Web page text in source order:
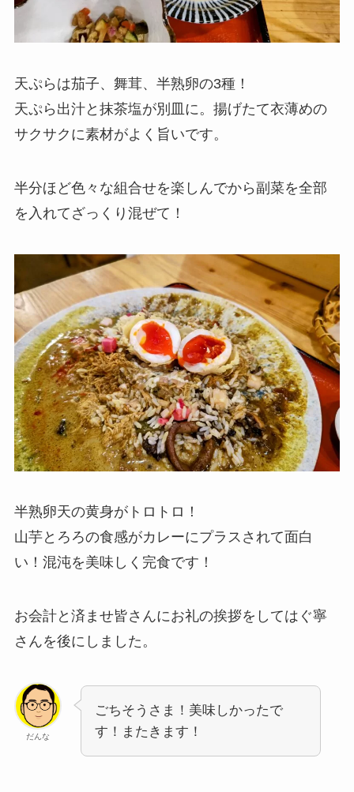
天ぷらは茄子、舞茸、半熟卵の3種！
天ぷら出汁と抹茶塩が別皿に。揚げたて衣薄めの
サクサクに素材がよく旨いです。
半分ほど色々な組合せを楽しんでから副菜を全部
を入れてざっくり混ぜて！
半熟卵天の黄身がトロトロ！
山芋とろろの食感がカレーにプラスされて面白
い！混沌を美味しく完食です！
お会計と済ませ皆さんにお礼の挨拶をしてはぐ寧
さんを後にしました。
だんな
ごちそうさま！美味しかったで
す！またきます！